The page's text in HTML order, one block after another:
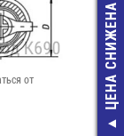
ЦЕНА СНИЖЕНА
от